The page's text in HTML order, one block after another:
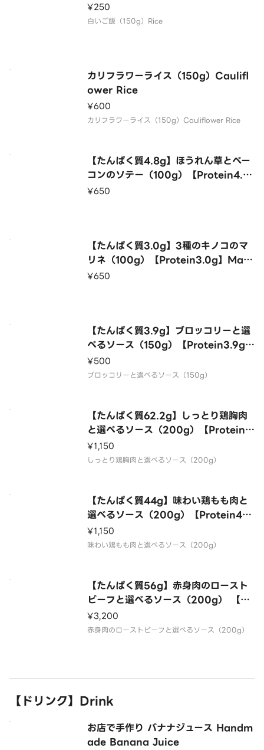
¥250
白いご飯（150g）Rice
カリフラワーライス（150g）Caulifl
ower Rice
¥600
カリフラワーライス（150g）Cauliflower Rice
【たんぱく質4.8g】ほうれん草とベー
コンのソテー（100g）【Protein4.8
g】Sauteed Spinach and Bacon
¥650
【たんぱく質3.0g】3種のキノコのマ
リネ（100g）【Protein3.0g】Mari
nated 3 Kinds of Mushrooms（1
¥650
【たんぱく質3.9g】ブロッコリーと選
べるソース（150g）【Protein3.9g】
Broccoli with your Choice of Sa
uce（150g）
¥500
ブロッコリーと選べるソース（150g）
【たんぱく質62.2g】しっとり鶏胸肉
と選べるソース（200g）【Protein6
2.2g】Moist Chicken Breast and
your Choice of Sauce（200g）
¥1,150
しっとり鶏胸肉と選べるソース（200g）
【たんぱく質44g】味わい鶏もも肉と
選べるソース（200g）【Protein44
g】Tasty Chicken Thighs and yo
ur Choice of Sauce（200g）
¥1,150
味わい鶏もも肉と選べるソース（200g）
【たんぱく質56g】赤身肉のロースト
ビーフと選べるソース（200g） 【Pr
otein 56g】 Red Meat Roast Bee
f and Selectable Sauce （200g）
¥3,200
赤身肉のローストビーフと選べるソース（200g）
【ドリンク】Drink
お店で手作り バナナジュース Handm
ade Banana Juice